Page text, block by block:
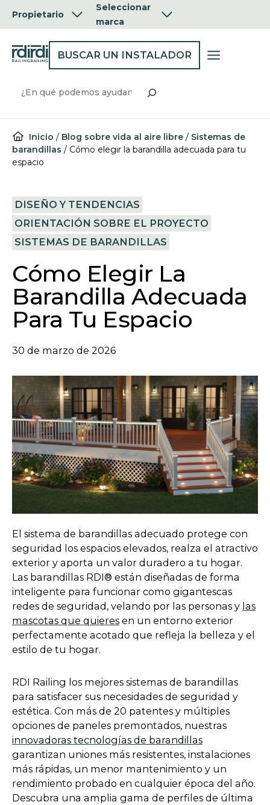
Propietario
Seleccionar
marca
BUSCAR UN INSTALADOR
Inicio / Blog sobre vida al aire libre / Sistemas de
barandillas / Cómo elegir la barandilla adecuada para tu
espacio
DISEÑO Y TENDENCIAS
ORIENTACIÓN SOBRE EL PROYECTO
SISTEMAS DE BARANDILLAS
Cómo Elegir La
Barandilla Adecuada
Para Tu Espacio
30 de marzo de 2026
El sistema de barandillas adecuado protege con
seguridad los espacios elevados, realza el atractivo
exterior y aporta un valor duradero a tu hogar.
Las barandillas RDI® están diseñadas de forma
inteligente para funcionar como gigantescas
redes de seguridad, velando por las personas y las
mascotas que quieres en un entorno exterior
perfectamente acotado que refleja la belleza y el
estilo de tu hogar.
RDI Railing los mejores sistemas de barandillas
para satisfacer sus necesidades de seguridad y
estética. Con más de 20 patentes y múltiples
opciones de paneles premontados, nuestras
innovadoras tecnologías de barandillaso
p
e
n
s
garantizan uniones más resistentes, instalaciones
más rápidas, un menor mantenimiento y un
rendimiento probado en cualquier época del año.
Descubra una amplia gama de perfiles de última